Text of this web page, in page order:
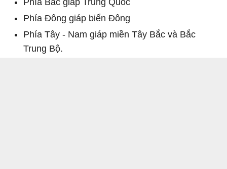
Phía Đông giáp biển Đông
Phía Tây - Nam giáp miền Tây Bắc và Bắc
Trung Bộ.